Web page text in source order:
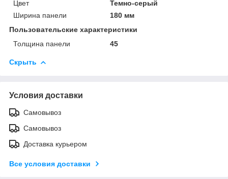
Цвет
Темно-серый
Ширина панели
180 мм
Пользовательские характеристики
Толщина панели
45
Скрыть
Условия доставки
Самовывоз
Самовывоз
Доставка курьером
Все условия доставки